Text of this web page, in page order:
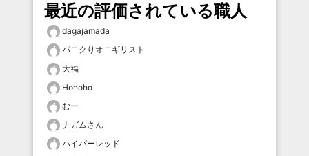
最近の評価されている職人
dagajamada
パニクりオニギリスト
大福
Hohoho
むー
ナガムさん
ハイパーレッド